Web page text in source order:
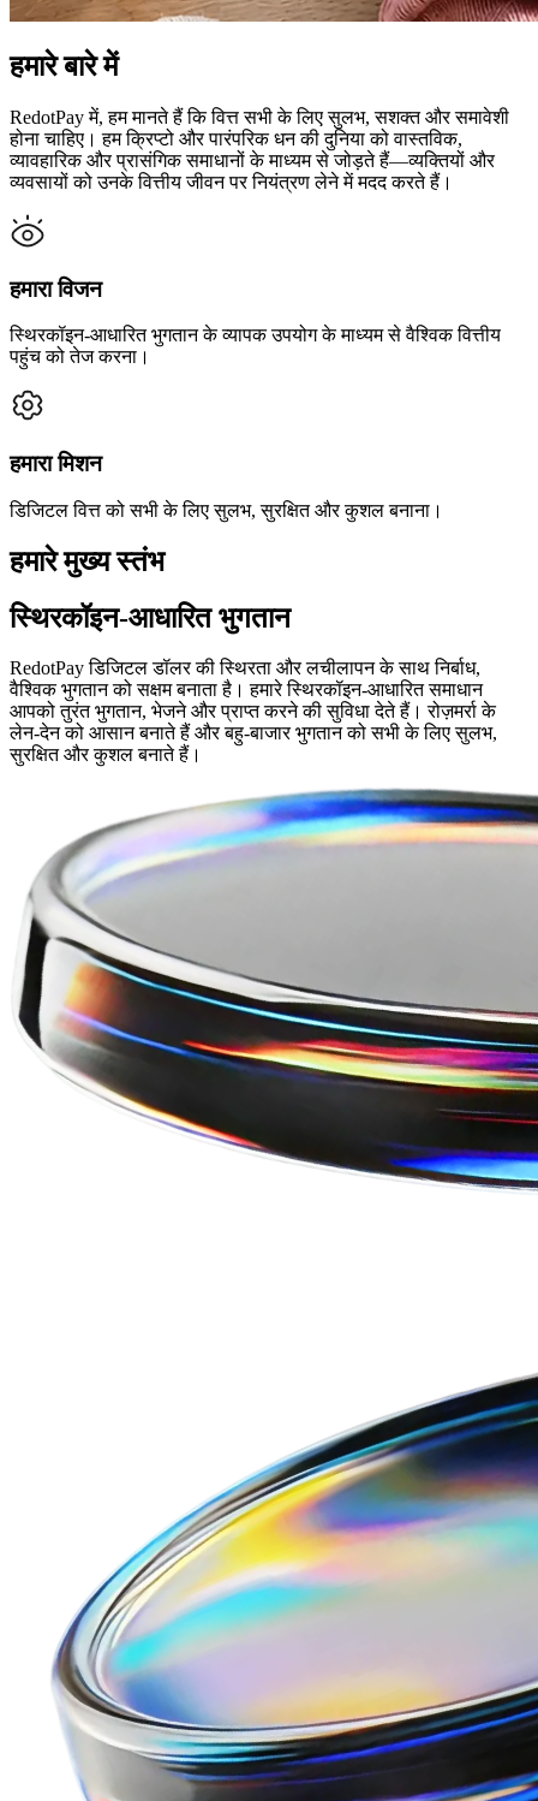
हमारे बारे में
RedotPay में, हम मानते हैं कि वित्त सभी के लिए सुलभ, सशक्त और समावेशी
होना चाहिए। हम क्रिप्टो और पारंपरिक धन की दुनिया को वास्तविक,
व्यावहारिक और प्रासंगिक समाधानों के माध्यम से जोड़ते हैं—व्यक्तियों और
व्यवसायों को उनके वित्तीय जीवन पर नियंत्रण लेने में मदद करते हैं।
हमारा विजन
स्थिरकॉइन-आधारित भुगतान के व्यापक उपयोग के माध्यम से वैश्विक वित्तीय
पहुंच को तेज करना।
हमारा मिशन
डिजिटल वित्त को सभी के लिए सुलभ, सुरक्षित और कुशल बनाना।
हमारे मुख्य स्तंभ
स्थिरकॉइन-आधारित भुगतान
RedotPay डिजिटल डॉलर की स्थिरता और लचीलापन के साथ निर्बाध,
वैश्विक भुगतान को सक्षम बनाता है। हमारे स्थिरकॉइन-आधारित समाधान
आपको तुरंत भुगतान, भेजने और प्राप्त करने की सुविधा देते हैं। रोज़मर्रा के
लेन-देन को आसान बनाते हैं और बहु-बाजार भुगतान को सभी के लिए सुलभ,
सुरक्षित और कुशल बनाते हैं।